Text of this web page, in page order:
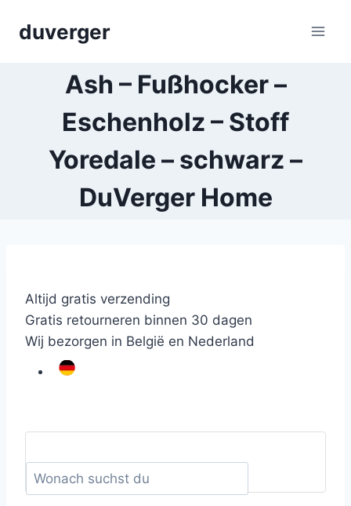
duverger
Ash – Fußhocker –
Eschenholz – Stoff
Yoredale – schwarz –
DuVerger Home
Altijd gratis verzending
Gratis retourneren binnen 30 dagen
Wij bezorgen in België en Nederland